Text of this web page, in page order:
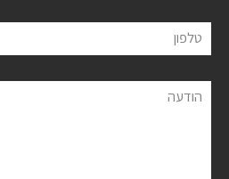
טלפון
הודעה